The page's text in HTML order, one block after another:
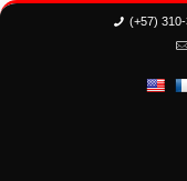
(+57)